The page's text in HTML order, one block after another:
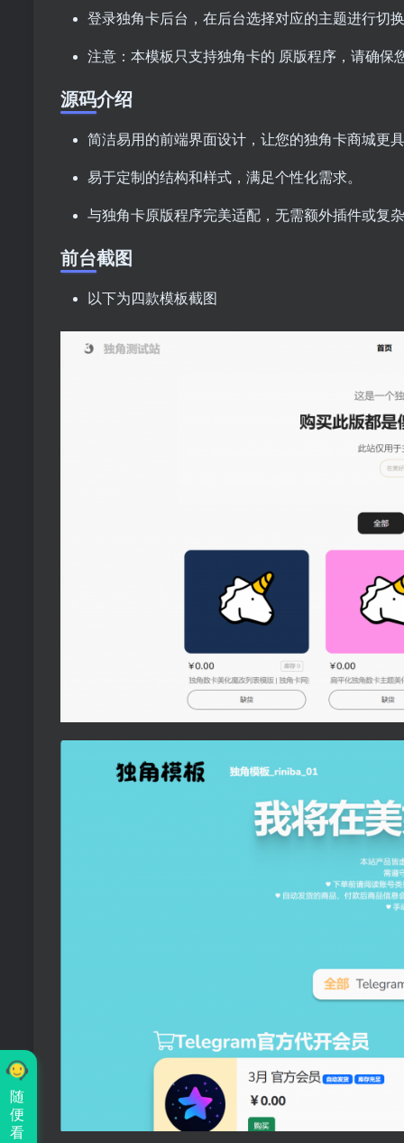
登录独角卡后台，在后台选择对应的主题进行切
注意：本模板只支持独角卡的 原版程序，请确保
源码介绍
简洁易用的前端界面设计，让您的独角卡商城更
易于定制的结构和样式，满足个性化需求。
与独角卡原版程序完美适配，无需额外插件或复
前台截图
以下为四款模板截图
随
便
看